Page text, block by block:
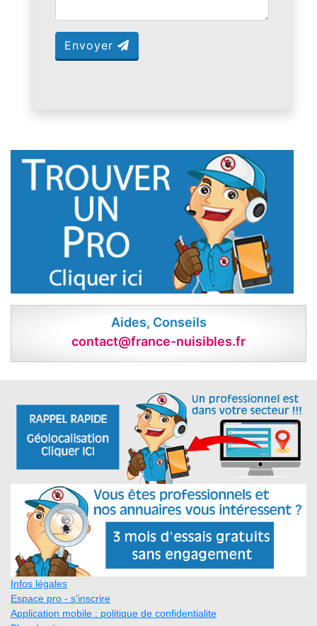
Envoyer
Aides, Conseils
contact@france-nuisibles.fr
Infos légales
Espace pro - s'inscrire
Application mobile : politique de confidentialite